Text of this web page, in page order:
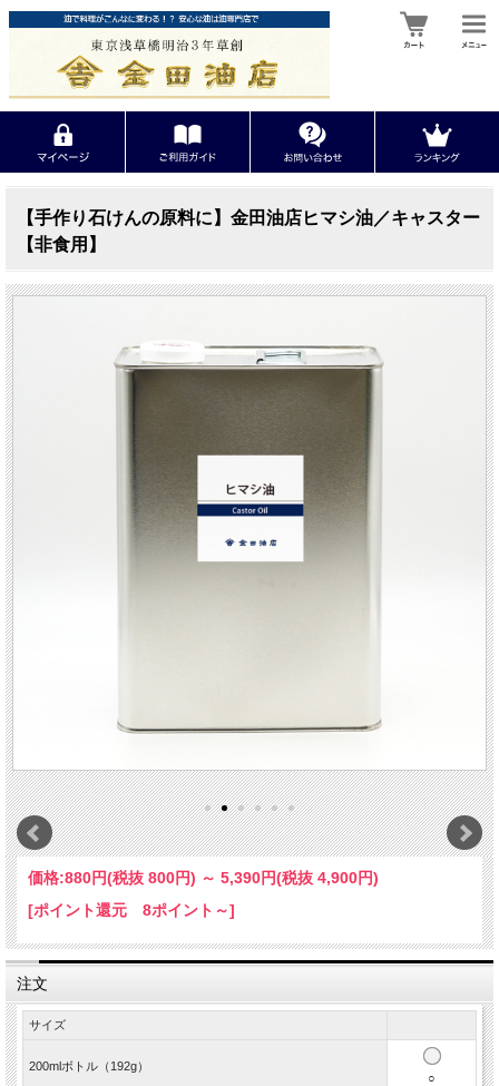
【手作り石けんの原料に】金田油店ヒマシ油／キャスター
【非食用】
価格:880円(税抜 800円) ～ 5,390円(税抜 4,900円)
[ポイント還元 8ポイント～]
注文
サイズ
200mlボトル（192g）
○